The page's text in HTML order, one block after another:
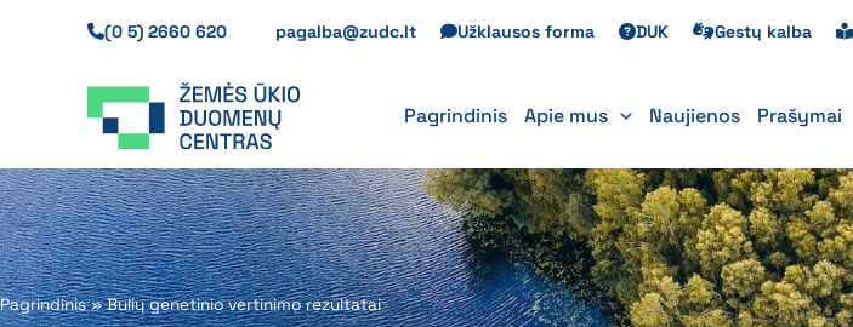
(0 5) 2660 620 pagalba@zudc.lt Užklausos forma DUK Gestų kalba
Pagrindinis Apie mus Naujienos Prašymai
Pagrindinis»Bulių genetinio vertinimo rezultatai